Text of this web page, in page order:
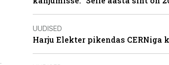
UUDISED
Harju Elekter pikendas CERNiga